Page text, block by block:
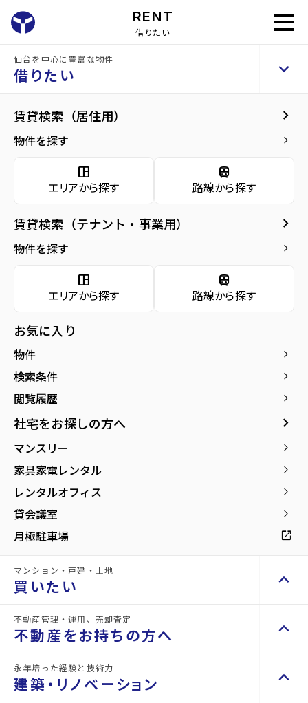
RENT
借りたい
仙台を中心に豊富な物件
借りたい keyboard_arrow_up
賃貸検索（居住用） keyboard_arrow_right
物件を探す keyboard_arrow_right
space_dashboard
エリアから探す
train
路線から探す
賃貸検索（テナント・事業用） keyboard_arrow_right
物件を探す keyboard_arrow_right
space_dashboard
エリアから探す
train
路線から探す
お気に入り
物件
keyboard_arrow_right
検索条件
keyboard_arrow_right
閲覧履歴
keyboard_arrow_right
社宅をお探しの方へ keyboard_arrow_right
マンスリー
keyboard_arrow_right
家具家電レンタル
keyboard_arrow_right
レンタルオフィス
keyboard_arrow_right
貸会議室
keyboard_arrow_right
月極駐車場
open_in_new
マンション・戸建・土地
買いたい keyboard_arrow_up
不動産を買いたい方へ keyboard_arrow_right
space_dashboard
不動産管理・運用、売却査定
不動産をお持ちの方へ keyboard_arrow_up
不動産をお持ちの方へ keyboard_arrow_right
永年培った経験と技術力
建築・リノベーション keyboard_arrow_up
home借りたい賃貸物件を探す
エリアから探す
アパー マンシ
ョン 戸建て
テナン
ト
新築・
築浅賃
貸物件
new
buildings
サンセールⅡ